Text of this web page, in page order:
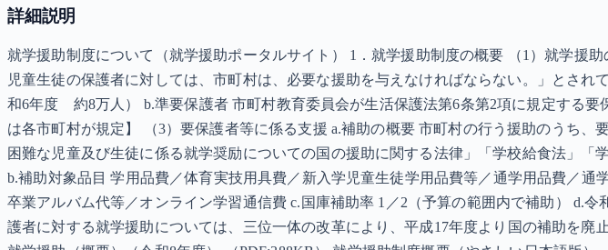
詳細説明
就学援助制度について（就学援助ポータルサイト） 1．就学援助制度の概要 （1）就学援
児童生徒の保護者に対しては、市町村は、必要な援助を与えなければならない。」とさ
和6年度 約8万人） b.準要保護者 市町村教育委員会が生活保護法第6条第2項に規定す
は各市町村が規定】 （3）要保護者等に係る支援 a.補助の概要 市町村の行う援助のうち
困難な児童及び生徒に係る就学奨励についての国の援助に関する法律」「学校給食法」
b.補助対象品目 学用品費／体育実技用具費／新入学児童生徒学用品費等／通学用品費／
卒業アルバム代等／オンライン学習通信費 c.国庫補助率 1／2（予算の範囲内で補助） d.
護者に対する就学援助については、三位一体の改革により、平成17年度より国の補助を